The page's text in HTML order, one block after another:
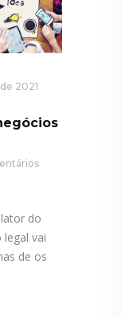
2021
do
vai
de os